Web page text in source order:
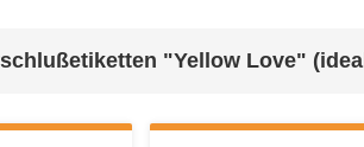
"Yellow Love"